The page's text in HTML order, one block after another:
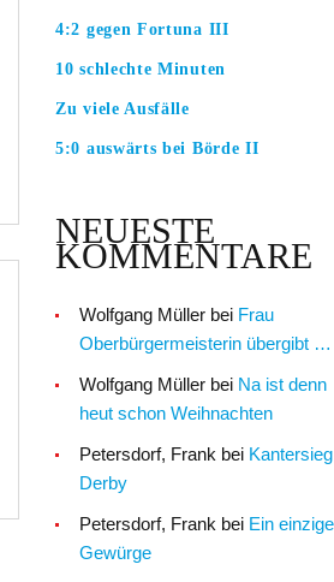
4:2 gegen Fortuna III
10 schlechte Minuten
Zu viele Ausfälle
5:0 auswärts bei Börde II
NEUESTE
KOMMENTARE
Wolfgang Müller bei Frau
Oberbürgermeisterin übergibt …
Wolfgang Müller bei Na ist denn
heut schon Weihnachten
Petersdorf, Frank bei
Derby
Petersdorf, Frank bei Ein
Gewürge